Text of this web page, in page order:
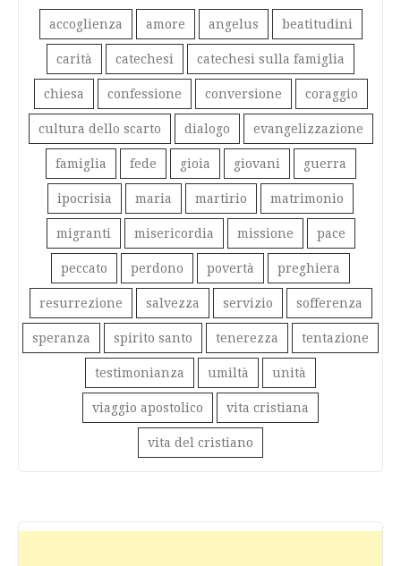
accoglienza amore angelus beatitudini
carità catechesi catechesi sulla famiglia
chiesa confessione conversione coraggio
cultura dello scarto dialogo evangelizzazione
famiglia fede gioia giovani guerra
ipocrisia maria martirio matrimonio
migranti misericordia missione pace
peccato perdono povertà preghiera
resurrezione salvezza servizio sofferenza
speranza spirito santo tenerezza tentazione
testimonianza umiltà unità
viaggio apostolico vita cristiana
vita del cristiano